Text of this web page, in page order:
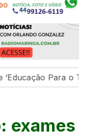
Para o
exames